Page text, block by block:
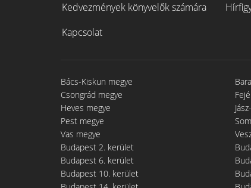
Kedvezmények könyvelők számára
Kapcsolat
Bács-Kiskun megye
Csongrád megye
Heves megye
Pest megye
Vas megye
Budapest 2. kerület
Budapest 6. kerület
Budapest 10. kerület